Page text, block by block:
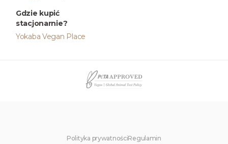
Gdzie kupić
stacjonarnie?
Yokaba Vegan Place
Polityka prywatnościRegulamin